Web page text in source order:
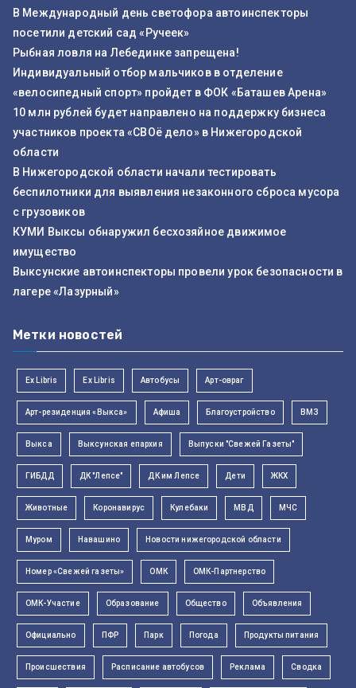
В Международный день светофора автоинспекторы
посетили детский сад «Ручеек»
Рыбная ловля на Лебединке запрещена!
Индивидуальный отбор мальчиков в отделение
«велосипедный спорт» пройдет в ФОК «Баташев Арена»
10 млн рублей будет направлено на поддержку бизнеса
участников проекта «СВОё дело» в Нижегородской
области
В Нижегородской области начали тестировать
беспилотники для выявления незаконного сброса мусора
с грузовиков
КУМИ Выксы обнаружил бесхозяйное движимое
имущество
Выксунские автоинспекторы провели урок безопасности в
лагере «Лазурный»
Метки новостей
Ex Libris Ex Libris Автобусы Арт-овраг
Арт-резиденция «Выкса» Афиша Благоустройство ВМЗ
Выкса Выксунская епархия Выпуски "Свежей Газеты"
ГИБДД ДК "Лепсе" ДК им Лепсе Дети ЖКХ
Животные Коронавирус Кулебаки МВД МЧС
Муром Навашино Новости нижегородской области
Номер «Свежей газеты» ОМК ОМК-Партнерство
ОМК-Участие Образование Общество Объявления
Официально ПФР Парк Погода Продукты питания
Происшествия Расписание автобусов Реклама Сводка